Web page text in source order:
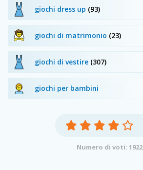
giochi dress up (93)
giochi di matrimonio (23)
giochi di vestire (307)
giochi per bambini
Numero di voti: 1922